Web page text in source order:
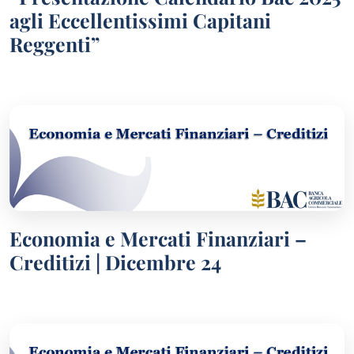
agli Eccellentissimi Capitani
Reggenti”
Economia e Mercati Finanziari –
Creditizi | Dicembre 24